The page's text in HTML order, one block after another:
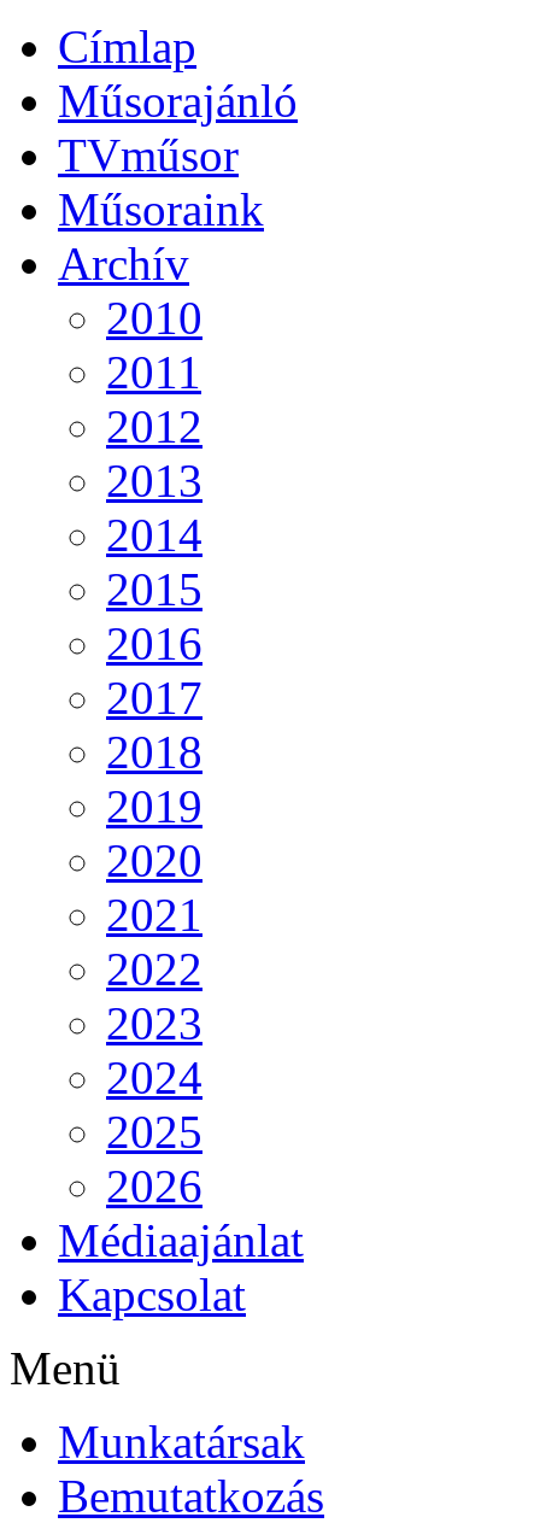
Címlap
Műsorajánló
TVműsor
Műsoraink
Archív
2010
2011
2012
2013
2014
2015
2016
2017
2018
2019
2020
2021
2022
2023
2024
2025
2026
Médiaajánlat
Kapcsolat
Menü
Munkatársak
Bemutatkozás